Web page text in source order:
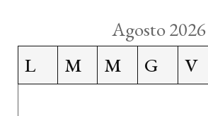
Agosto 2026
L
M M G V